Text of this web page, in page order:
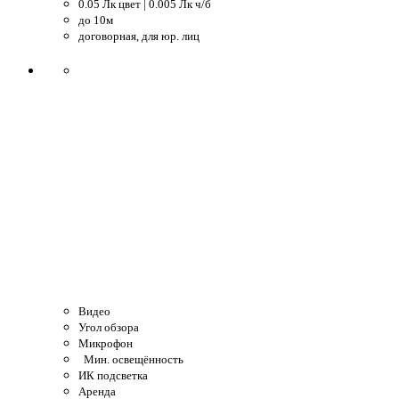
0.05 Лк цвет | 0.005 Лк ч/б
до 10м
договорная, для юр. лиц
Видео
Угол обзора
Микрофон
Мин. освещённость
ИК подсветка
Аренда